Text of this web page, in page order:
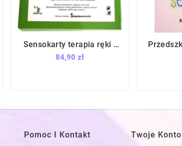
  
Sensokarty terapia ręki /
Empis
84,90 zł
Pomoc I Kontakt Twoje Konto